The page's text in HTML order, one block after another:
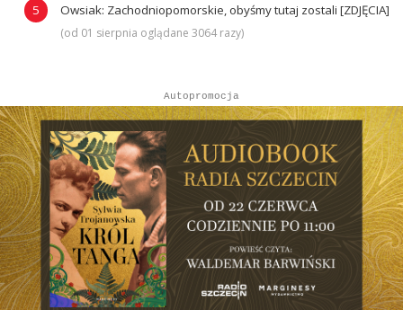
Owsiak: Zachodniopomorskie, obyśmy tutaj zostali [ZDJĘCIA]
(od 01 sierpnia oglądane 3064 razy)
Autopromocja